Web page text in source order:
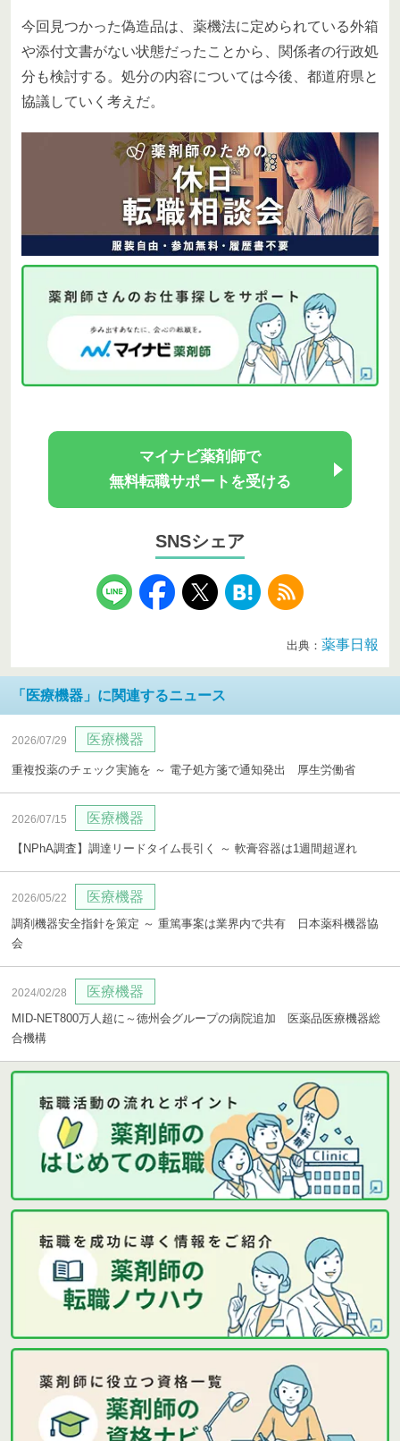
今回見つかった偽造品は、薬機法に定められている外箱
や添付文書がない状態だったことから、関係者の行政処
分も検討する。処分の内容については今後、都道府県と
協議していく考えだ。
マイナビ薬剤師で
無料転職サポートを受ける
SNSシェア
出典： 薬事日報
「医療機器」に関連するニュース
2026/07/29 医療機器
重複投薬のチェック実施を ～ 電子処方箋で通知発出 厚生労働省
2026/07/15 医療機器
【NPhA調査】調達リードタイム長引く ～ 軟膏容器は1週間超遅れ
2026/05/22 医療機器
調剤機器安全指針を策定 ～ 重篤事案は業界内で共有 日本薬科機器協
会
2024/02/28 医療機器
MID-NET800万人超に～徳州会グループの病院追加 医薬品医療機器総
合機構